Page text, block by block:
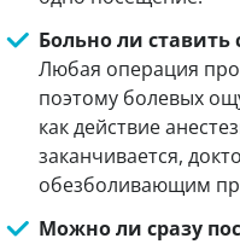
Больно ли ставить
Любая операция
поэтому болевых
как действие
заканчивается,
обезболивающим
Можно ли сразу